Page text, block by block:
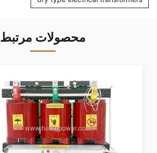
محصولات مرتبط